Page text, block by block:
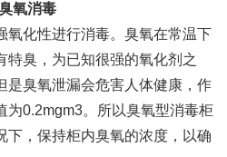
氧消毒
氧化性进行消毒。臭氧在常温下
特臭，为已知很强的氧化剂之
是臭氧泄漏会危害人体健康，作
为0.2mgm3。所以臭氧型消毒柜
下，保持柜内臭氧的浓度，以确